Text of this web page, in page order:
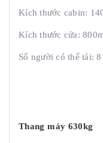
Kích thước cabin:
Kích thước cửa:
Số người có thể tải:
Thang máy 630kg